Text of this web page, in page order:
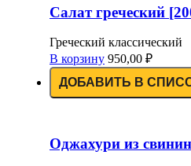
Салат греческий
Греческий классический
В корзину 950,00 ₽
ДОБАВИТЬ В
Оджахури из